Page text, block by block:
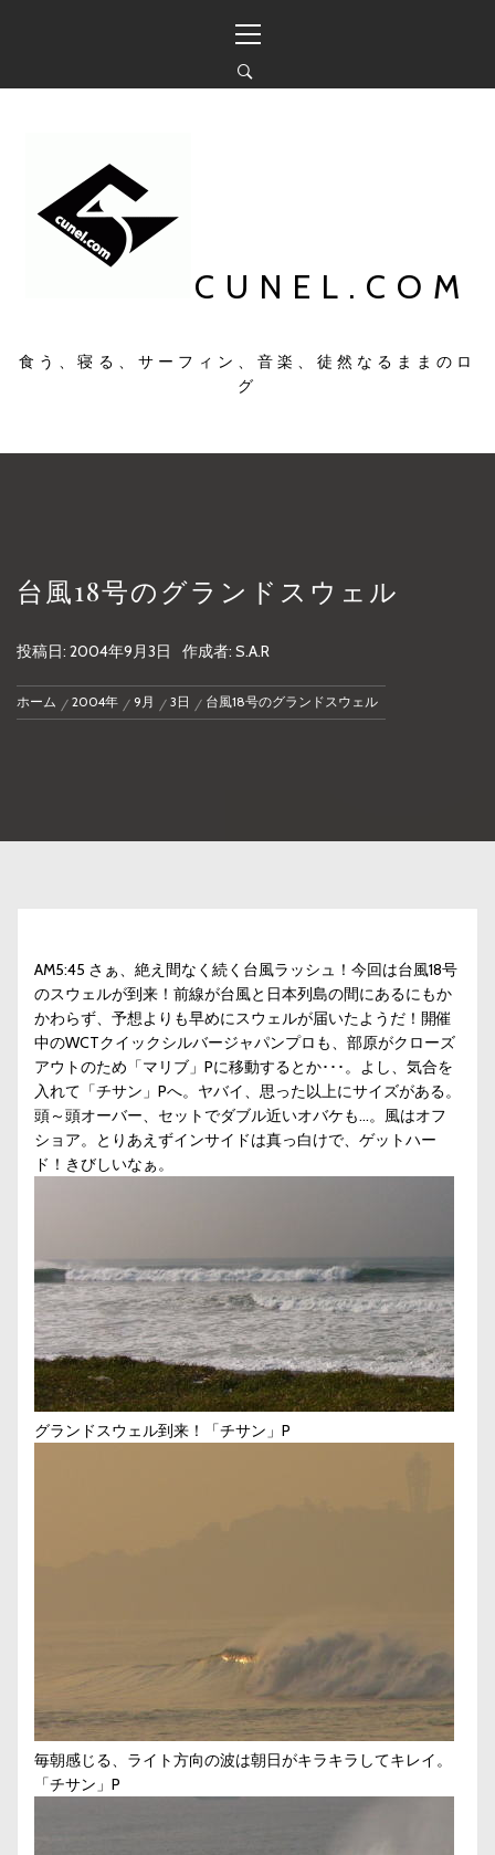
ン
イ
ン
メ
CUNEL.COM
食う、寝る、サーフィン、音楽、徒然なるままのロ
グ
台風18号のグランドスウェル
投稿日: 2004年9月3日 作成者: S.A.R
ホーム 2004年 9月 3日 台風18号のグランドスウェル
AM5:45 さぁ、絶え間なく続く台風ラッシュ！今回は台風18号
のスウェルが到来！前線が台風と日本列島の間にあるにもか
かわらず、予想よりも早めにスウェルが届いたようだ！開催
中のWCTクイックシルバージャパンプロも、部原がクローズ
アウトのため「マリブ」Pに移動するとか･･･。よし、気合を
入れて「チサン」Pへ。ヤバイ、思った以上にサイズがある。
頭～頭オーバー、セットでダブル近いオバケも…。風はオフ
ショア。とりあえずインサイドは真っ白けで、ゲットハー
ド！きびしいなぁ。
グランドスウェル到来！「チサン」P
毎朝感じる、ライト方向の波は朝日がキラキラしてキレイ。
「チサン」P